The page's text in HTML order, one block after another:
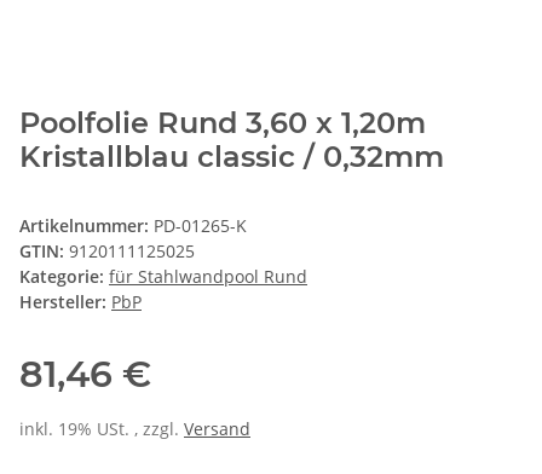
Poolfolie Rund 3,60 x 1,20m
Kristallblau classic / 0,32mm
Artikelnummer: PD-01265-K
GTIN: 9120111125025
Kategorie: für Stahlwandpool Rund
Hersteller: PbP
81,46 €
inkl. 19% USt. , zzgl. Versand